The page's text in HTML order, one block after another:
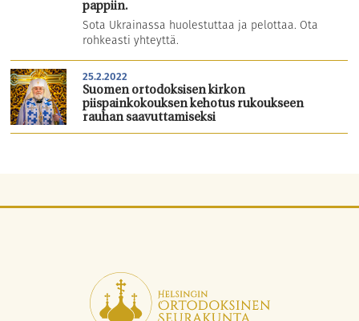
pappiin.
Sota Ukrainassa huolestuttaa ja pelottaa. Ota
rohkeasti yhteyttä.
25.2.2022
Suomen ortodoksisen kirkon
piispainkokouksen kehotus rukoukseen
rauhan saavuttamiseksi